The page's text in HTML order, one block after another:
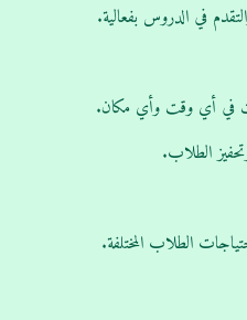
في الدروس بفعالية.
في أي وقت وأي مكان.
الطلاب.
الطلاب المختلفة.